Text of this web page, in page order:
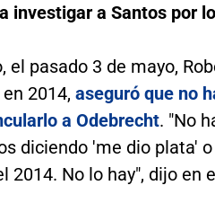
investigar a Santos por
el pasado 3 de mayo,
2014, aseguró que no
a Odebrecht. "No
diciendo 'me dio plata'
2014. No lo hay", dijo en